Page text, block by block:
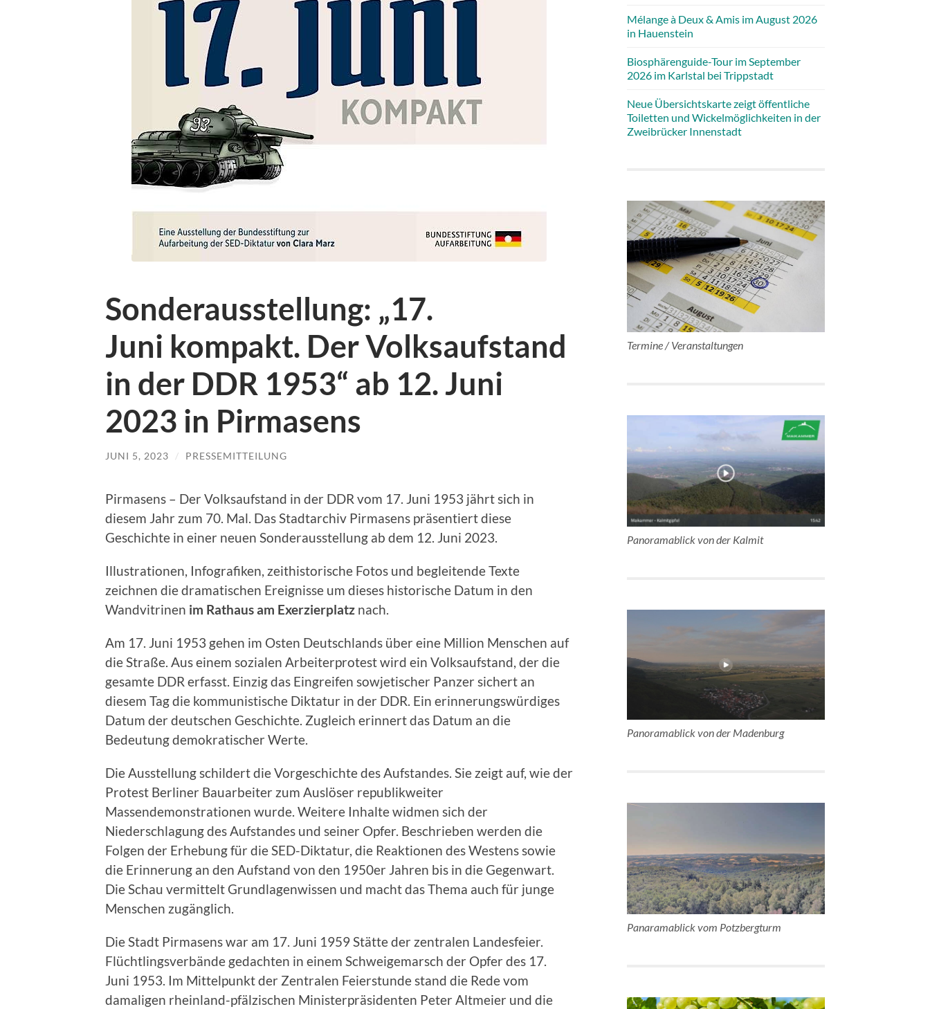
Sonderausstellung: „17.
Juni kompakt. Der Volksaufstand
in der DDR 1953“ ab 12. Juni
2023 in Pirmasens
JUNI 5, 2023 / PRESSEMITTEILUNG
Pirmasens – Der Volksaufstand in der DDR vom 17. Juni 1953 jährt sich in
diesem Jahr zum 70. Mal. Das Stadtarchiv Pirmasens präsentiert diese
Geschichte in einer neuen Sonderausstellung ab dem 12. Juni 2023.
Illustrationen, Infografiken, zeithistorische Fotos und begleitende Texte
zeichnen die dramatischen Ereignisse um dieses historische Datum in den
Wandvitrinen im Rathaus am Exerzierplatz nach.
Am 17. Juni 1953 gehen im Osten Deutschlands über eine Million Menschen auf
die Straße. Aus einem sozialen Arbeiterprotest wird ein Volksaufstand, der die
gesamte DDR erfasst. Einzig das Eingreifen sowjetischer Panzer sichert an
diesem Tag die kommunistische Diktatur in der DDR. Ein erinnerungswürdiges
Datum der deutschen Geschichte. Zugleich erinnert das Datum an die
Bedeutung demokratischer Werte.
Die Ausstellung schildert die Vorgeschichte des Aufstandes. Sie zeigt auf, wie der
Protest Berliner Bauarbeiter zum Auslöser republikweiter
Massendemonstrationen wurde. Weitere Inhalte widmen sich der
Niederschlagung des Aufstandes und seiner Opfer. Beschrieben werden die
Folgen der Erhebung für die SED-Diktatur, die Reaktionen des Westens sowie
die Erinnerung an den Aufstand von den 1950er Jahren bis in die Gegenwart.
Die Schau vermittelt Grundlagenwissen und macht das Thema auch für junge
Menschen zugänglich.
Die Stadt Pirmasens war am 17. Juni 1959 Stätte der zentralen Landesfeier.
Flüchtlingsverbände gedachten in einem Schweigemarsch der Opfer des 17.
Juni 1953. Im Mittelpunkt der Zentralen Feierstunde stand die Rede vom
damaligen rheinland-pfälzischen Ministerpräsidenten Peter Altmeier und die
Mélange à Deux & Amis im August 2026
in Hauenstein
Biosphärenguide-Tour im September
2026 im Karlstal bei Trippstadt
Neue Übersichtskarte zeigt öffentliche
Toiletten und Wickelmöglichkeiten in der
Zweibrücker Innenstadt
Termine / Veranstaltungen
Panoramablick von der Kalmit
Panoramablick von der Madenburg
Panaramablick vom Potzbergturm